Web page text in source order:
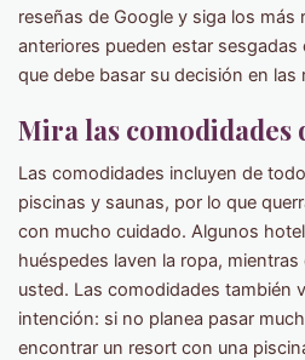
reseñas de Google y siga los más
anteriores pueden estar
que debe basar su decisión en
Mira las comodidades
Las comodidades incluyen de
piscinas y saunas, por lo que
con mucho cuidado. Algunos
huéspedes laven la ropa,
usted. Las comodidades también
intención: si no planea pasar
encontrar un resort con una